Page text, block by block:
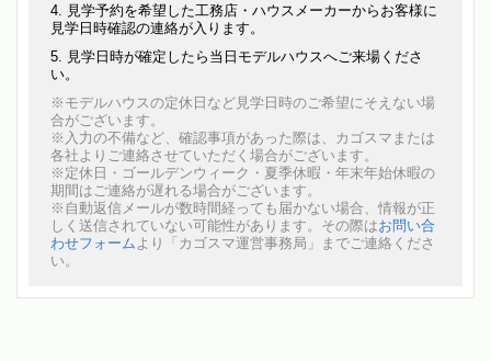
見学予約を希望した工務店・ハウスメーカーからお客様に
見学日時確認の連絡が入ります。
見学日時が確定したら当日モデルハウスへご来場くださ
い。
※モデルハウスの定休日など見学日時のご希望にそえない場
合がございます。
※入力の不備など、確認事項があった際は、カゴスマまたは
各社よりご連絡させていただく場合がございます。
※定休日・ゴールデンウィーク・夏季休暇・年末年始休暇の
期間はご連絡が遅れる場合がございます。
※自動返信メールが数時間経っても届かない場合、情報が正
しく送信されていない可能性があります。その際はお問い合
わせフォーム より「カゴスマ運営事務局」までご連絡くださ
い。